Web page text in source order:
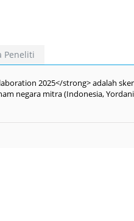
Peneliti
2025</strong> adalah
negara mitra (Indonesia,